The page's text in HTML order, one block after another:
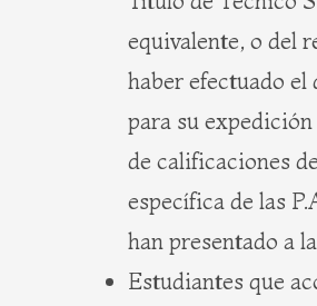
equivalente, o del
haber efectuado el
para su
de calificaciones
específica de las
han presentado a
Estudiantes que